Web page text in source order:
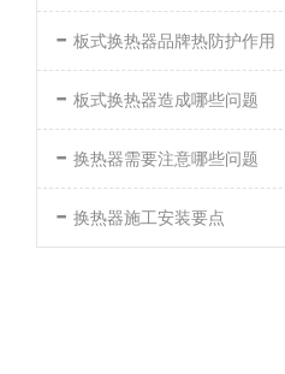
- 板式换热器品牌热防护作用
- 板式换热器造成哪些问题
- 换热器需要注意哪些问题
- 换热器施工安装要点